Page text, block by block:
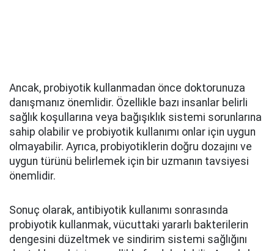
Ancak, probiyotik kullanmadan önce doktorunuza
danışmanız önemlidir. Özellikle bazı insanlar belirli
sağlık koşullarına veya bağışıklık sistemi sorunlarına
sahip olabilir ve probiyotik kullanımı onlar için uygun
olmayabilir. Ayrıca, probiyotiklerin doğru dozajını ve
uygun türünü belirlemek için bir uzmanın tavsiyesi
önemlidir.
Sonuç olarak, antibiyotik kullanımı sonrasında
probiyotik kullanmak, vücuttaki yararlı bakterilerin
dengesini düzeltmek ve sindirim sistemi sağlığını